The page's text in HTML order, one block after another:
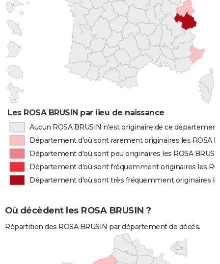
Les ROSA BRUSIN par lieu de naissance
Aucun ROSA BRUSIN n'est originaire de ce département
Département d'où sont rarement originaires les ROSA
Département d'où sont peu originaires les ROSA
Département d'où sont fréquemment originaires les
Département d'où sont très fréquemment originaires
Où décèdent les ROSA BRUSIN ?
Répartition des ROSA BRUSIN par département de décès.